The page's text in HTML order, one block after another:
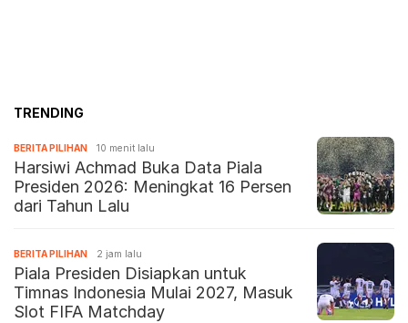
TRENDING
BERITA PILIHAN 10 menit lalu
Harsiwi Achmad Buka Data Piala
Presiden 2026: Meningkat 16 Persen
dari Tahun Lalu
BERITA PILIHAN 2 jam lalu
Piala Presiden Disiapkan untuk
Timnas Indonesia Mulai 2027, Masuk
Slot FIFA Matchday